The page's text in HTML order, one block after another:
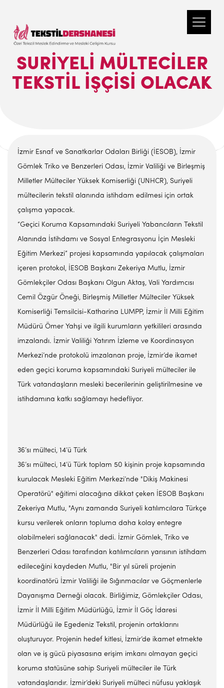
SURIYELI MÜLTECILER
TEKSTIL İŞÇISI OLACAK
İzmir Esnaf ve Sanatkarlar Odaları Birliği (İESOB), İzmir
Gömlek Triko ve Benzerleri Odası, İzmir Valiliği ve Birleşmiş
Milletler Mülteciler Yüksek Komiserliği (UNHCR), Suriyeli
mültecilerin tekstil alanında istihdam edilmesi için ortak
çalışma yapacak.
“Geçici Koruma Kapsamındaki Suriyeli Yabancıların Tekstil
Alanında İstihdamı ve Sosyal Entegrasyonu İçin Mesleki
Eğitim Merkezi” projesi kapsamında yapılacak çalışmaları
içeren protokol, İESOB Başkanı Zekeriya Mutlu, İzmir
Gömlekçiler Odası Başkanı Olgun Aktaş, Vali Yardımcısı
Cemil Özgür Öneği, Birleşmiş Milletler Mülteciler Yüksek
Komiserliği Temsilcisi-Katharina LUMPP, İzmir İl Milli Eğitim
Müdürü Ömer Yahşi ve ilgili kurumların yetkilileri arasında
imzalandı. İzmir Valiliği Yatırım İzleme ve Koordinasyon
Merkezi’nde protokolü imzalanan proje, İzmir’de ikamet
eden geçici koruma kapsamındaki Suriyeli mülteciler ile
Türk vatandaşların mesleki becerilerinin geliştirilmesine ve
istihdamına katkı sağlamayı hedefliyor.
36’sı mülteci, 14’ü Türk
36’sı mülteci, 14’ü Türk toplam 50 kişinin proje kapsamında
kurulacak Mesleki Eğitim Merkezi’nde "Dikiş Makinesi
Operatörü" eğitimi alacağına dikkat çeken İESOB Başkanı
Zekeriya Mutlu, "Aynı zamanda Suriyeli katılımcılara Türkçe
kursu verilerek onların topluma daha kolay entegre
olabilmeleri sağlanacak" dedi. İzmir Gömlek, Triko ve
Benzerleri Odası tarafından katılımcıların yarısının istihdam
edileceğini kaydeden Mutlu, "Bir yıl süreli projenin
koordinatörü İzmir Valiliği ile Sığınmacılar ve Göçmenlerle
Dayanışma Derneği olacak. Birliğimiz, Gömlekçiler Odası,
İzmir İl Milli Eğitim Müdürlüğü, İzmir İl Göç İdaresi
Müdürlüğü ile Egedeniz Tekstil, projenin ortaklarını
oluşturuyor. Projenin hedef kitlesi, İzmir’de ikamet etmekte
olan ve iş gücü piyasasına erişim imkanı olmayan geçici
koruma statüsüne sahip Suriyeli mülteciler ile Türk
vatandaşlarıdır. İzmir’deki Suriyeli mülteci nüfusu yaklaşık